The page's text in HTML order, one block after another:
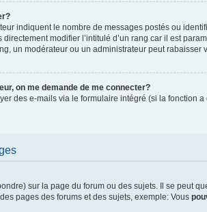
indiquent le nombre de messages postés ou
modifier l’intitulé d’un rang car il est
un modérateur ou un administrateur peut rabaisser
on me demande de me connecter?
des e-mails via le formulaire intégré (si la fonction
sur la page du forum ou des sujets. Il se peut
pages des forums et des sujets, exemple: Vous